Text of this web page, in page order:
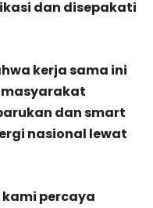
dan disepakati
kerja sama ini
dan smart
nasional lewat
percaya